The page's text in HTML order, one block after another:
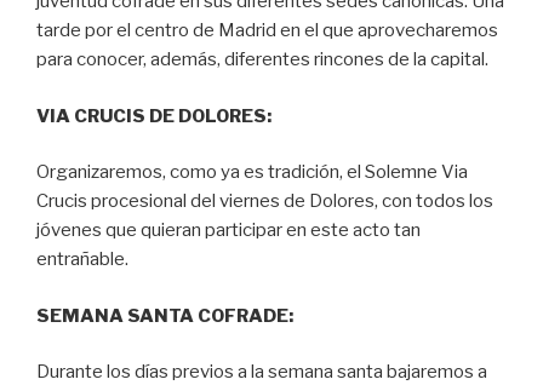
tarde por el centro de Madrid en el que aprovecharemos
para conocer, además, diferentes rincones de la capital.
VIA CRUCIS DE DOLORES:
Organizaremos, como ya es tradición, el Solemne Via
Crucis procesional del viernes de Dolores, con todos los
jóvenes que quieran participar en este acto tan
entrañable.
SEMANA SANTA COFRADE:
Durante los días previos a la semana santa bajaremos a